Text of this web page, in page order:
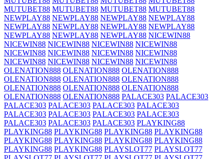
MUTUBET88 MUTUBET88 MUTUBET88 MUTUBET88
NEWPLAY88 NEWPLAY88 NEWPLAY88 NEWPLAY88
NEWPLAY88 NEWPLAY88 NEWPLAY88 NEWPLAY88
NEWPLAY88 NEWPLAY88 NEWPLAY88 NICEWIN88
NICEWIN88 NICEWIN88 NICEWIN88 NICEWIN88
NICEWIN88 NICEWIN88 NICEWIN88 NICEWIN88
NICEWIN88 NICEWIN88 NICEWIN88 NICEWIN88
OLENATION888 OLENATION888 OLENATION888
OLENATION888 OLENATION888 OLENATION888
OLENATION888 OLENATION888 OLENATION888
OLENATION888 OLENATION888 PALACE303 PALACE303
PALACE303 PALACE303 PALACE303 PALACE303
PALACE303 PALACE303 PALACE303 PALACE303
PALACE303 PALACE303 PALACE303 PLAYKING88
PLAYKING88 PLAYKING88 PLAYKING88 PLAYKING88
PLAYKING88 PLAYKING88 PLAYKING88 PLAYKING88
PLAYKING88 PLAYKING88 PLAYSLOT77 PLAYSLOT77